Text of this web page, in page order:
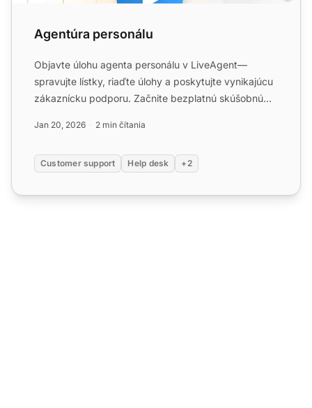
Agentúra personálu
Objavte úlohu agenta personálu v LiveAgent—
spravujte lístky, riaďte úlohy a poskytujte vynikajúcu
zákaznícku podporu. Začnite bezplatnú skúšobnú
Jan 20, 2026 2 min čítania
Customer support Help desk +2